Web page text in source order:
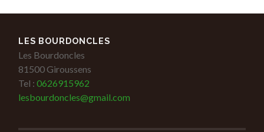
LES BOURDONCLES
Les Bourdoncles
81500 Giroussens
Tel : 0626915962
lesbourdoncles@gmail.com